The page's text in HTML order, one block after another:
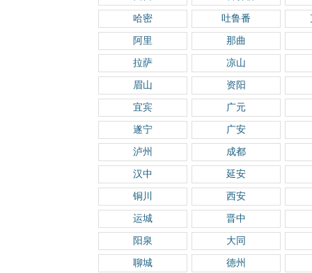
哈密 吐鲁番
阿里 那曲
拉萨 凉山
眉山 资阳
宜宾 广元
遂宁 广安
泸州 成都
汉中 延安
铜川 西安
运城 晋中
阳泉 大同
聊城 德州